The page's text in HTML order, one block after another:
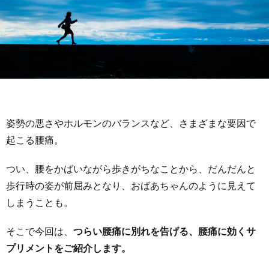
姿勢の悪さやホルモンのバランスなど、さまざまな要因で
起こる腰痛。
つい、腰をかばいながら歩きがちなことから、だんだんと
歩行時の姿が前屈みとなり、おばあちゃんのように見えて
しまうことも。
そこで今回は、 つらい腰痛に別れを告げる、腰痛に効くサ
プリメントをご紹介します。